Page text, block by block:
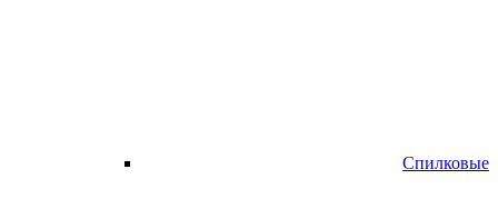
Спилковые